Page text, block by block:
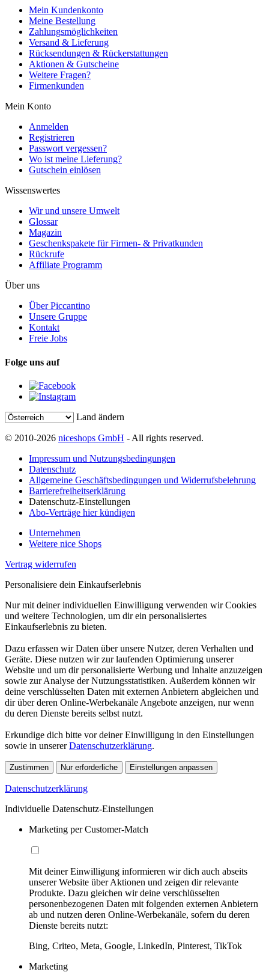
Mein Kundenkonto
Meine Bestellung
Zahlungsmöglichkeiten
Versand & Lieferung
Rücksendungen & Rückerstattungen
Aktionen & Gutscheine
Weitere Fragen?
Firmenkunden
Mein Konto
Anmelden
Registrieren
Passwort vergessen?
Wo ist meine Lieferung?
Gutschein einlösen
Wissenswertes
Wir und unsere Umwelt
Glossar
Magazin
Geschenkspakete für Firmen- & Privatkunden
Rückrufe
Affiliate Programm
Über uns
Über Piccantino
Unsere Gruppe
Kontakt
Freie Jobs
Folge uns auf
Land ändern
© 2010-2026 niceshops GmbH - All rights reserved.
Impressum und Nutzungsbedingungen
Datenschutz
Allgemeine Geschäftsbedingungen und Widerrufsbelehrung
Barrierefreiheitserklärung
Datenschutz-Einstellungen
Abo-Verträge hier kündigen
Unternehmen
Weitere nice Shops
Vertrag widerrufen
Personalisiere dein Einkaufserlebnis
Nur mit deiner individuellen Einwilligung verwenden wir Cookies
und weitere Technologien, um dir ein personalisiertes
Einkaufserlebnis zu bieten.
Dazu erfassen wir Daten über unsere Nutzer, deren Verhalten und
Geräte. Diese nutzen wir zur laufenden Optimierung unserer
Website und um dir personalisierte Werbung und Inhalte anzuzeigen
sowie zur Analyse der Nutzungsstatistiken. Außerdem können wir
deine verschlüsselten Daten mit externen Anbietern abgleichen und
dir über deren Online-Werbekanäle Angebote anzeigen, nur wenn
du deren Dienste bereits selbst nutzt.
Erkundige dich bitte vor deiner Einwilligung in den Einstellungen
sowie in unsererDatenschutzerklärung.
Zustimmen Nur erforderliche Einstellungen anpassen
Datenschutzerklärung
Individuelle Datenschutz-Einstellungen
Marketing per Customer-Match
Mit deiner Einwilligung informieren wir dich auch abseits
unserer Website über Aktionen und zeigen dir relevante
Produkte. Dazu gleichen wir deine verschlüsselten
personenbezogenen Daten mit folgenden externen Anbietern
ab und nutzen deren Online-Werbekanäle, sofern du deren
Dienste bereits nutzt:
Bing, Criteo, Meta, Google, LinkedIn, Pinterest, TikTok
Marketing